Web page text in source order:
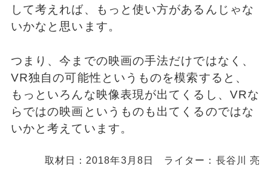
して考えれば、もっと使い方があるんじゃな
いかなと思います。
つまり、今までの映画の手法だけではなく、
VR独自の可能性というものを模索すると、
もっといろんな映像表現が出てくるし、VRな
らではの映画というものも出てくるのではな
いかと考えています。
取材日：2018年3月8日 ライター：長谷川 亮